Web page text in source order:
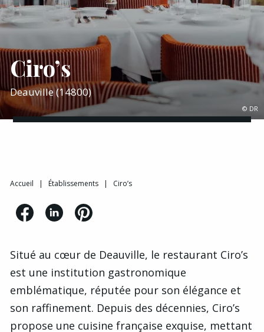
© DR
Ciro’s
Deauville (14800)
Accueil | Établissements | Ciro’s
Situé au cœur de Deauville, le restaurant Ciro’s
est une institution gastronomique
emblématique, réputée pour son élégance et
son raffinement. Depuis des décennies, Ciro’s
propose une cuisine française exquise, mettant